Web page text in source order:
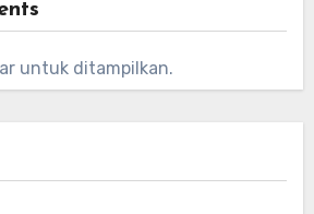
untuk ditampilkan.